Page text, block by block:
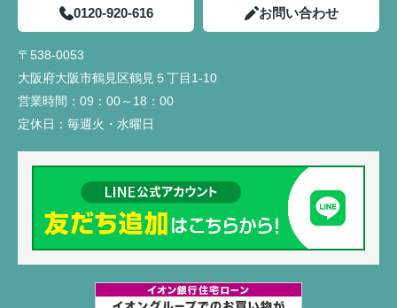
0120-920-616 お問い合わせ
〒538-0053
大阪府大阪市鶴見区鶴見５丁目1-10
営業時間： 09：00～18：00
定休日： 毎週火・水曜日